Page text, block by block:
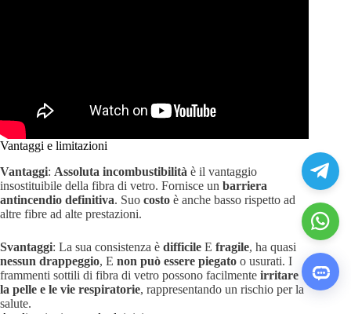
Vantaggi e limitazioni
Vantaggi: Assoluta incombustibilità è il vantaggio
insostituibile della fibra di vetro. Fornisce un barriera
antincendio definitiva. Suo costo è anche basso rispetto ad
altre fibre ad alte prestazioni.
Svantaggi: La sua consistenza è difficile E fragile, ha quasi
nessun drappeggio, E non può essere piegato o usurati. I
frammenti sottili di fibra di vetro possono facilmente irritare
la pelle e le vie respiratorie, rappresentando un rischio per la
salute.